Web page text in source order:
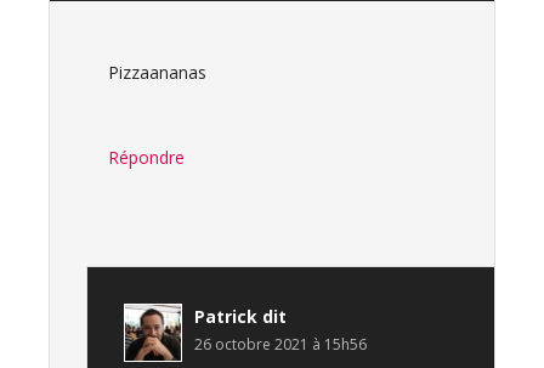
Pizzaananas
Répondre
Patrick dit
26 octobre 2021 à 15h56